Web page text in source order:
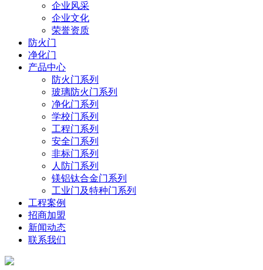
企业风采
企业文化
荣誉资质
防火门
净化门
产品中心
防火门系列
玻璃防火门系列
净化门系列
学校门系列
工程门系列
安全门系列
非标门系列
人防门系列
镁铝钛合金门系列
工业门及特种门系列
工程案例
招商加盟
新闻动态
联系我们